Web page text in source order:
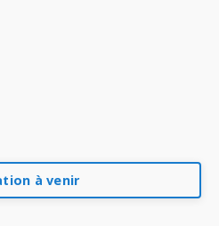
à venir